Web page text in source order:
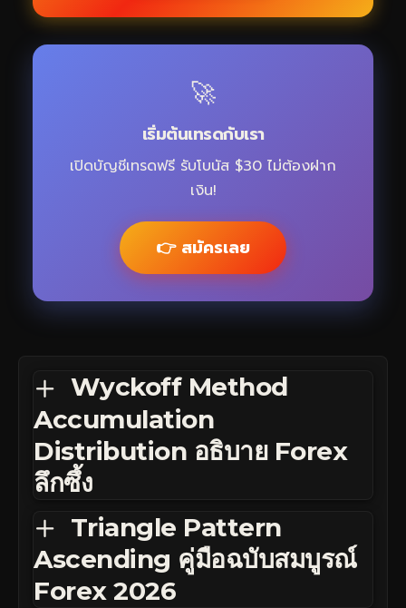
🚀
เริ่มต้นเทรดกับเรา
เปิดบัญชีเทรดฟรี รับโบนัส $30 ไม่ต้องฝาก
เงิน!
👉 สมัครเลย
Wyckoff Method
Accumulation
Distribution อธิบาย Forex
ลึกซึ้ง
Triangle Pattern
Ascending คู่มือฉบับสมบูรณ์
Forex 2026